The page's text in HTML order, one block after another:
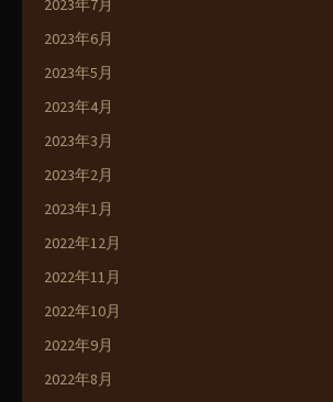
2023年7月
2023年6月
2023年5月
2023年4月
2023年3月
2023年2月
2023年1月
2022年12月
2022年11月
2022年10月
2022年9月
2022年8月